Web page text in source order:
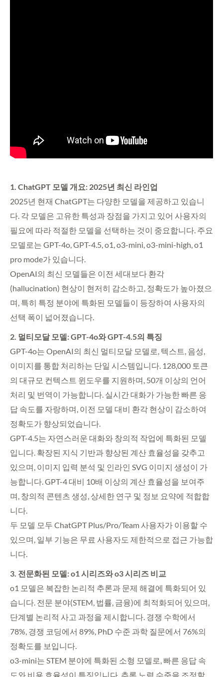
1. ChatGPT 모델 개요: 2025년 최신 라인업
2025년 현재 ChatGPT는 다양한 모델을 제공하고 있습니
다. 각 모델은 고유한 특성과 장점을 가지고 있어 사용자의
필요에 따라 적절한 모델을 선택하는 것이 중요합니다. 주요
모델로는 GPT-4o, GPT-4.5, o1, o3-mini, o3-mini-high, o1
pro mode가 있습니다.
OpenAI의 최신 모델들은 이전 세대보다 환각
(hallucination) 현상이 현저히 감소하고, 정확도가 높아졌으
며, 특히 특정 분야에 특화된 모델들이 등장하여 사용자의
선택 폭이 넓어졌습니다.
2. 멀티모달 모델: GPT-4o와 GPT-4.5의 특징
GPT-4o는 OpenAI의 최신 멀티모달 모델로, 텍스트, 음성,
이미지를 통합 처리하는 단일 시스템입니다. 128,000 토큰
의 대규모 컨텍스트 윈도우를 지원하며, 50개 이상의 언어
처리 및 번역이 가능합니다. 실시간 대화가 가능한 빠른 응
답 속도를 자랑하며, 이전 모델 대비 환각 현상이 감소하여
정확도가 향상되었습니다.
GPT-4.5는 자연스러운 대화와 창의적 작업에 특화된 모델
입니다. 확장된 지식 기반과 향상된 계산 효율성을 갖추고
있으며, 이미지 입력 분석 및 인라인 SVG 이미지 생성이 가
능합니다. GPT-4 대비 10배 이상의 계산 효율성을 보여주
며, 창의적 콘텐츠 생성, 상세한 연구 및 정보 요약에 적합합
니다.
두 모델 모두 ChatGPT Plus/Pro/Team 사용자가 이용할 수
있으며, 일부 기능은 무료 사용자도 제한적으로 접근 가능합
니다.
3. 전문화된 모델: o1 시리즈와 o3 시리즈 비교
o1 모델은 복잡한 논리적 추론과 문제 해결에 특화되어 있
습니다. 전문 분야(STEM, 법률, 금융)에 최적화되어 있으며,
단계별 논리적 사고 과정을 제시합니다. 경쟁 수학에서
78%, 경쟁 코딩에서 89%, PhD 수준 과학 질문에서 76%의
정확도를 보입니다.
o3-mini는 STEM 분야에 특화된 소형 모델로, 빠른 응답 속
도와 비용 효율성이 특징입니다. 추론 노력 수준을 조정할